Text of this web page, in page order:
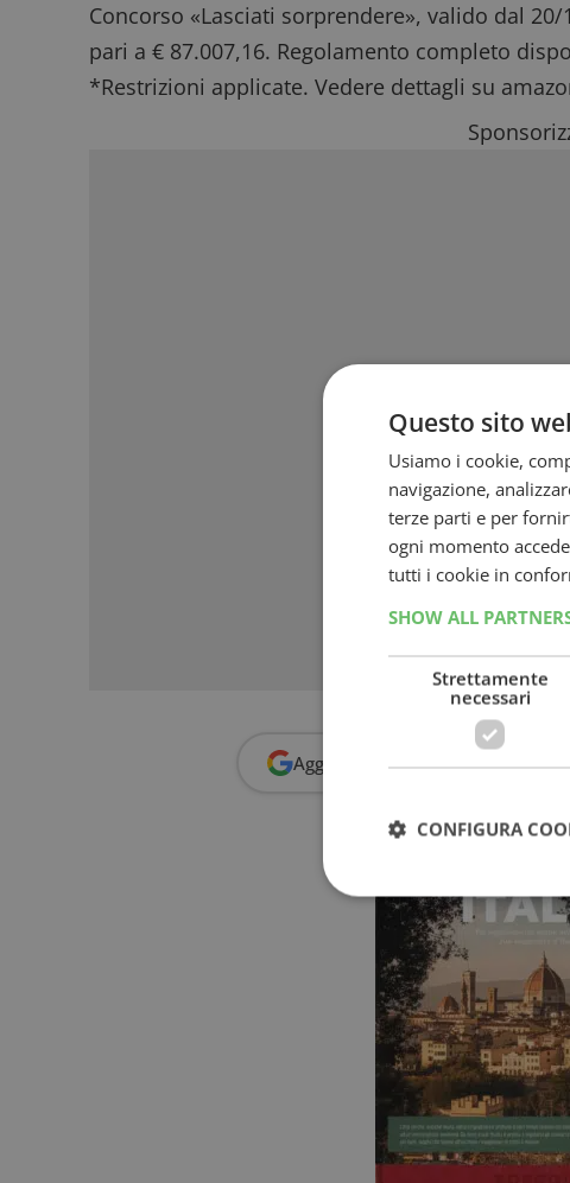
Concorso «Lasciati sorprendere», valido dal
pari a € 87.007,16. Regolamento completo
*Restrizioni applicate. Vedere dettagli su
Aggiungi Dimmi Cosa Cerchi
Questo sito
Usiamo i cookie,
navigazione,
terze parti e per
ogni momento
tutti i cookie in
SHOW ALL
Strettamente
necessari
CONFIGURA
I cookie strettamente
dell'account. Il sito web
Nome
_GRECAPTCHA